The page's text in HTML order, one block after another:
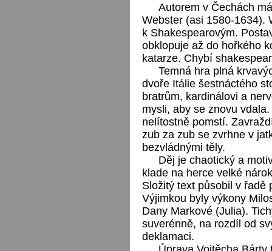
Autorem v Čechách
Webster (asi 1580-1634).
k Shakespearovým.
obklopuje až do hořkého
katarze. Chybí
Temná hra plná
dvoře Itálie šestnáctého
bratrům, kardinálovi a
mysli, aby se znovu
nelítostně pomstí.
zub za zub se zvrhne v
bezvládnými těly.
Děj je chaotický a
klade na herce velké
Složitý text působil v řadě
Výjimkou byly výkony
Dany Markové (Julia).
suverénně, na rozdíl od
deklamaci.